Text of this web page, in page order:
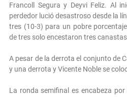
Francoll Segura y Deyvi Feliz. Al
perdedor lució desastroso desde la
tres (10-3) para un pobre
de tres solo encestaron tres
A pesar de la derrota el conjunto de
y una derrota y Vicente Noble se
La ronda semifinal es encabeza